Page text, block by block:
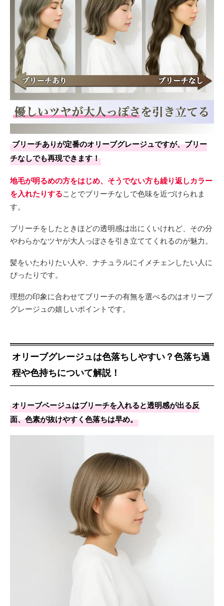
ブリーチありが定番のオリーブグレージュですが、ブリー
チなしでも再現できます！
地毛が明るめの方をはじめ、そうでない方も繰り返しカラー
を入れたりすることでブリーチなしで色味を近づけられま
す。
ブリーチをしたときほどの透明感は出にくいけれど、その分
やわらかなツヤが大人っぽさを引き立ててくれるのが魅力。
髪をいたわりたい人や、ナチュラルにイメチェンしたい人に
ぴったりです。
理想の印象に合わせてブリーチの有無を選べるのはオリーブ
グレージュの嬉しいポイントです。
オリーブグレージュは色落ちしやすい？色落ち過
程や色持ちについて解説！
オリーブベージュはブリーチを入れると透明感が出る反
面、色素が抜けやすく色落ちは早め。